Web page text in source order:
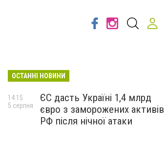
ОСТАННІ НОВИНИ
ЄС дасть Україні 1,4 млрд
євро з заморожених активів
РФ після нічної атаки
14:15
5 серпня